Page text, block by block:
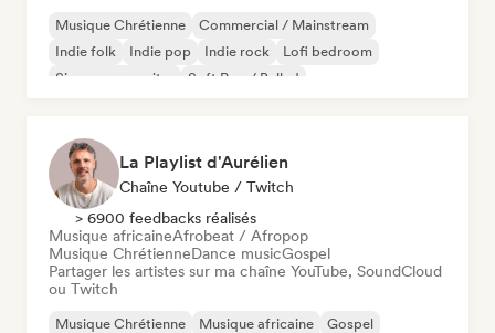
Musique Chrétienne
Commercial / Mainstream
Indie folk
Indie pop Indie rock
Lofi bedroom
Singer-songwriter
Soft Pop / Ballad
La Playlist d'Aurélien
Chaîne Youtube / Twitch
> 6900 feedbacks réalisés
Musique africaineAfrobeat / Afropop
Musique ChrétienneDance musicGospel
Partager les artistes sur ma chaîne YouTube, SoundCloud
ou Twitch
Musique Chrétienne Musique africaine
Gospel